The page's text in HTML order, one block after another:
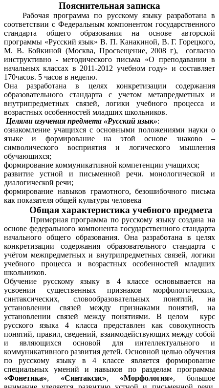
Пояснительная записка
Рабочая программа по русскому языку разработана в
соответствии с Федеральным компонентом государственного
стандарта общего образования на основе авторской
программы «Русский язык» В. П. Канакиной, В. Г. Горецкого,
М. В. Бойкиной (Москва, Просвещение, 2008 г), согласно
инструктивно - методического письма «О преподавании в
начальных классах в 2011-2012 учебном году» и составляет
170часов. 5 часов в неделю.
Она разработана в целях конкретизации содержания
образовательного стандарта с учетом метапредметных и
внутрипредметных связей, логики учебного процесса и
возрастных особенностей младших школьников.
Целями изучения предмета «Русский язык»:
ознакомление учащихся с основными положениями науки о
языке и формирование на этой основе знаково –
символического восприятия и логического мышления
обучающихся;
формирование коммуникативной компетенции учащихся;
развитие устной и письменной речи. монологической и
диалогической речи;
формирование навыков грамотного, безошибочного письма
как показателя общей культуры человека
Общая характеристика учебного предмета
Примерная программа по русскому языку создана на
основе федерального компонента государственного стандарта
начального общего образования. Она разработана в целях
конкретизации содержания образовательного стандарта с
учётом межпредметных и внутрипредметных связей, логики
учебного процесса и возрастных особенностей младших
школьников.
Обучение русскому языку в 4 классе основывается на
усвоении существенных признаков морфологических,
синтаксических, словообразовательных понятий, на
установлении связей между признаками понятий, на
установлении связей между понятиями. В целом курс
русского языка 4 класса представлен как совокупность
понятий, правил, сведений, взаимодействующих между собой
и являющихся основой для интеллектуального и
коммуникативного развития детей. Основной целью обучения
по русскому языку в 4 классе является формирование
специальных умений и навыков по разделам программы
«Фонетика», «Синтаксис», «Морфология», большое